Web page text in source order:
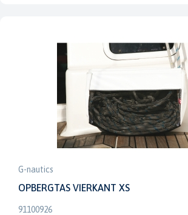
G-nautics
OPBERGTAS VIERKANT XS
91100926